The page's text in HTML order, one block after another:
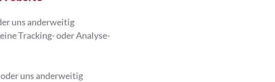
uns anderweitig
Tracking- oder Analyse-
uns anderweitig